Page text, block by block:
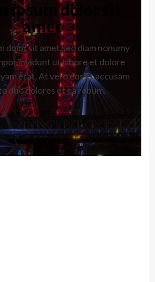
ipsum dolor sit
amet
dolor sit amet,sed diam nonumy
invidunt ut labore et dolore
erat, At vero eos et accusam
duo dolores et ea rebum.